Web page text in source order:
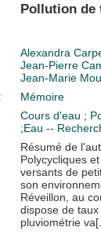
Pollution de
Alexandra
Jean-Pierre
Jean-Marie
Mémoire
Cours d'eau ;
;Eau --
Résumé de
Polycycliques
versants de
son
Réveillon, au
dispose de
pluviométrie